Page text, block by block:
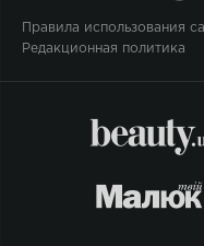
Правила использования
Редакционная политика